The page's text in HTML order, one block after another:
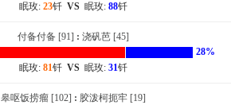
眠玫: 23钎 VS眠玫: 88钎
付备付备 [91] : 浇矾芭 [45]
28%
眠玫: 81钎 VS眠玫: 31钎
皋呕饭捞瘤 [102] : 胶泼柯扼牢 [19]